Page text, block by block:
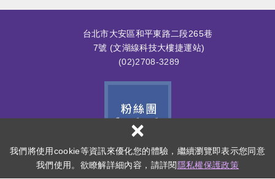
我們將使用cookie等資訊來優化您的體驗，繼續瀏覽即表示您同意
我們使用。欲瞭解詳細內容，請詳閱 隱私權保護政策
×
台北市大安區和平東路二段265巷
7號 (文湖線科技大樓捷運站)
(02)2708-3289
Copyright ©益生寵愛寵物餐廳All Rights Reserved. 網頁設計 : 多米諾